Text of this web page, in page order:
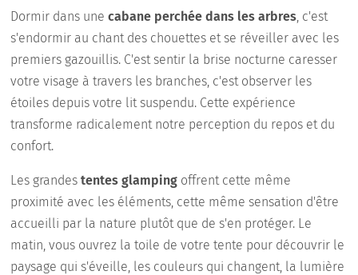
Dormir dans unecabane perchée dans les arbres , c'est
s'endormir au chant des chouettes et se réveiller avec les
premiers gazouillis. C'est sentir la brise nocturne caresser
votre visage à travers les branches, c'est observer les
étoiles depuis votre lit suspendu. Cette expérience
transforme radicalement notre perception du repos et du
confort.
Les grandestentes glamping offrent cette même
proximité avec les éléments, cette même sensation d'être
accueilli par la nature plutôt que de s'en protéger. Le
matin, vous ouvrez la toile de votre tente pour découvrir le
paysage qui s'éveille, les couleurs qui changent, la lumière